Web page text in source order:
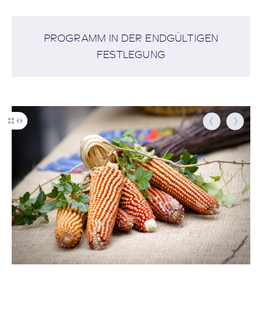
PROGRAMM IN DER ENDGÜLTIGEN
FESTLEGUNG